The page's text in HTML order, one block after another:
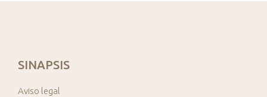
SINAPSIS
Aviso legal